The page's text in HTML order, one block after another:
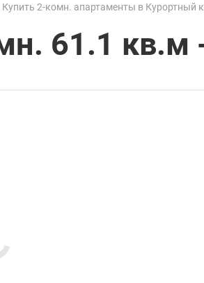
Купить 2-комн. апартаменты в Курортный
61.1 кв.м